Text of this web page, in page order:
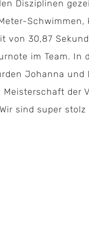
Disziplinen
von 30,87
im Team.
Johanna
Meisterschaft
sind super